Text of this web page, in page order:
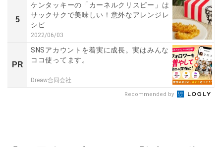
5
ケンタッキーの「カーネルクリスピー」は
サックサクで美味しい！意外なアレンジレ
シピ
2022/06/03
PR
SNSアカウントを着実に成長。実はみんな
ココ使ってます。
Dreaw合同会社
Recommended by